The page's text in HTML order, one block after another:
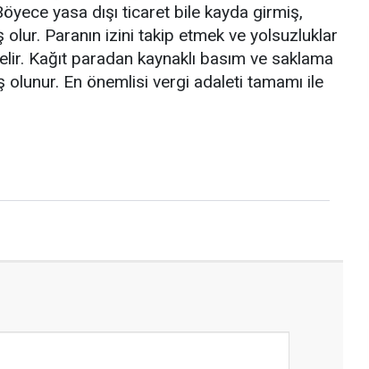
yasa dışı ticaret bile kayda girmiş,
olur. Paranın izini takip etmek ve yolsuzluklar
Kağıt paradan kaynaklı basım ve saklama
En önemlisi vergi adaleti tamamı ile